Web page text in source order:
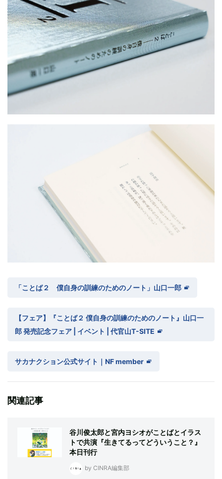
「ことば２ 僕自身の訓練のためのノート」山口一郎
【フェア】『ことば２ 僕自身の訓練のためのノート』山口一
郎 発売記念フェア | イベント | 代官山T-SITE
サカナクション公式サイト｜NF member
関連記事
谷川俊太郎と宮内ヨシオがことばとイラス
トで共演『生きてるってどういうこと？』
本日刊行
by CINRA編集部